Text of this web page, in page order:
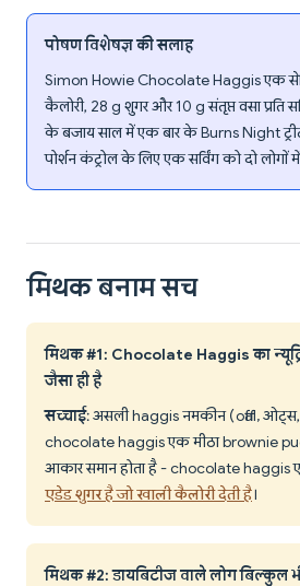
पोषण विशेषज्ञ की सलाह
Simon Howie Chocolate Haggis एक
कैलोरी, 28 g शुगर और 10 g संतृप्त वसा प्रति
के बजाय साल में एक बार के Burns Night
पोर्शन कंट्रोल के लिए एक सर्विंग को दो लोगों में
मिथक बनाम सच
मिथक #1: Chocolate Haggis का
जैसा ही है
सच्चाई: असली haggis नमकीन (offal,
chocolate haggis एक मीठा brownie
आकार समान होता है - chocolate haggis
एडेड शुगर है जो खाली कैलोरी देती है।
मिथक #2: डायबिटीज वाले लोग